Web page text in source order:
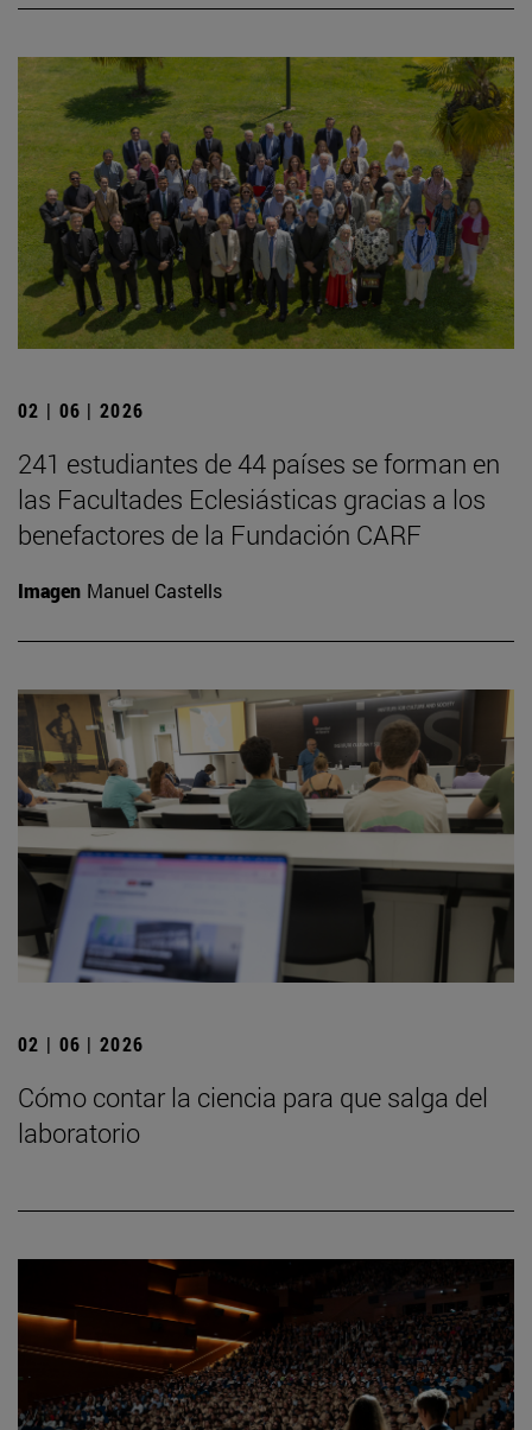
02 | 06 | 2026
241 estudiantes de 44 países se forman en
las Facultades Eclesiásticas gracias a los
benefactores de la Fundación CARF
Imagen Manuel Castells
02 | 06 | 2026
Cómo contar la ciencia para que salga del
laboratorio